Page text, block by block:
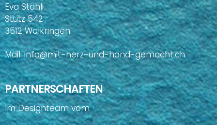
Eva Stähli
Stutz 542
3512 Walkringen
Mail:info@mit-herz-und-hand-gemacht.ch
PARTNERSCHAFTEN
Im Designteam vom